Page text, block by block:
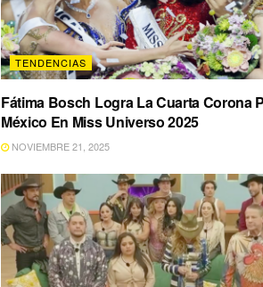
TENDENCIAS
Fátima Bosch Logra La Cuarta Corona
México En Miss Universo 2025
NOVIEMBRE 21, 2025